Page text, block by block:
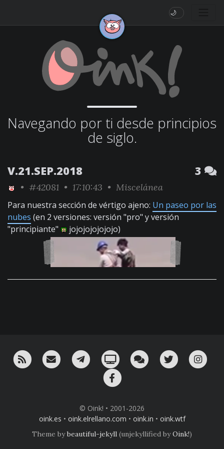
🌙
Navegando por ti desde principios
de siglo.
V.21.SEP.2018 3
• #42081 • 17:10:43 • Miscelánea
Para nuestra sección de vértigo ajeno: Un paseo por las
nubes (en 2 versiones: versión "pro" y versión
"principiante"
jojojojojojojo)
RSS ¡Mándame un email!¡Nuestro canal en Telegram!
Oink! TV Charla con nosotros
Twitter
© Oink! • 2001-2026
oink.es • oink.elrellano.com • oink.in • oink.wtf
Theme bybeautiful-jekyll (unjekyllified byOink!)